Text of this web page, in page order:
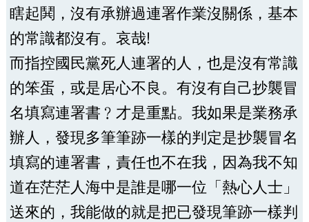
瞎起鬨，沒有承辦過連署作業沒關係，基本
的常識都沒有。哀哉!
而指控國民黨死人連署的人，也是沒有常識
的笨蛋，或是居心不良。有沒有自己抄襲冒
名填寫連署書﹖才是重點。我如果是業務承
辦人，發現多筆筆跡一樣的判定是抄襲冒名
填寫的連署書，責任也不在我，因為我不知
道在茫茫人海中是誰是哪一位「熱心人士」
送來的，我能做的就是把已發現筆跡一樣判